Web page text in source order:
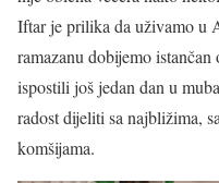
Iftar je prilika da uživamo u
ramazanu dobijemo
ispostili još jedan dan u
radost dijeliti sa najbližima,
komšijama.